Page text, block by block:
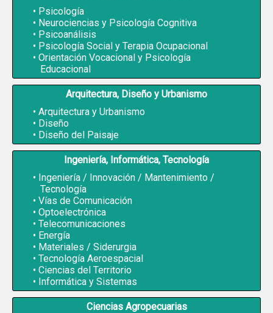
Psicología
Neurociencias y Psicología Cognitiva
Psicoanálisis
Psicología Social y Terapia Ocupacional
Orientación Vocacional y Psicología
Educacional
Arquitectura, Diseño y Urbanismo
Arquitectura y Urbanismo
Diseño
Diseño del Paisaje
Ingeniería, Informática, Tecnología
Ingeniería / Innovación / Mantenimiento /
Tecnología
Vías de Comunicación
Optoelectrónica
Telecomunicaciones
Energía
Materiales / Siderurgia
Tecnología Aeroespacial
Ciencias del Territorio
Informática y Sistemas
Ciencias Agropecuarias